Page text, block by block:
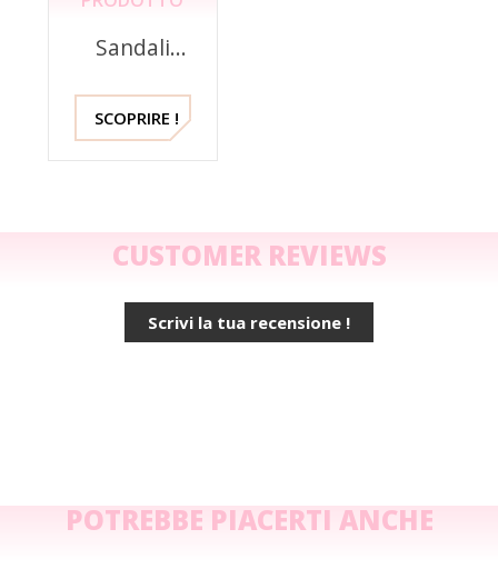
Sandali
dorati
2489 Mella
Italia
SCOPRIRE !
CUSTOMER REVIEWS
Scrivi la tua recensione !
POTREBBE PIACERTI ANCHE